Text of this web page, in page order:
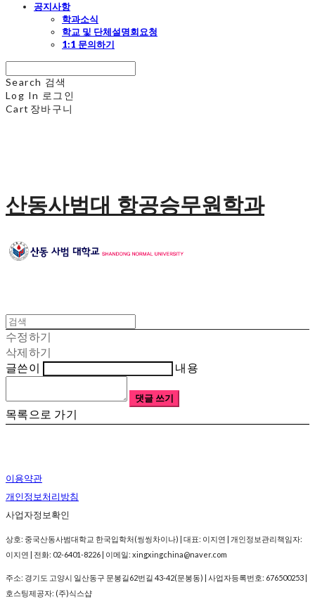
공지사항
학과소식
학교 및 단체설명회요청
1:1 문의하기
Search 검색
Log In 로그인
Cart 장바구니
산동사범대 항공승무원학과
수정하기
삭제하기
글쓴이
내용
댓글 쓰기
목록으로 가기
이용약관
개인정보처리방침
사업자정보확인
상호: 중국산동사범대학교 한국입학처(씽씽차이나) | 대표: 이지연 | 개인정보관리책임자:
이지연 | 전화: 02-6401-8226 | 이메일: xingxingchina@naver.com
주소: 경기도 고양시 일산동구 문봉길62번길 43-42(문봉동) | 사업자등록번호: 676500253 |
호스팅제공자: (주)식스샵